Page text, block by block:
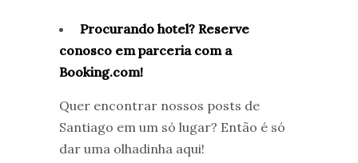
Procurando hotel? Reserve
conosco em parceria com a
Booking.com!
Quer encontrar nossos posts de
Santiago em um só lugar? Então é só
dar uma olhadinha aqui!